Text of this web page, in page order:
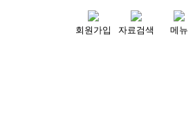
회원가입 자료검색 메뉴